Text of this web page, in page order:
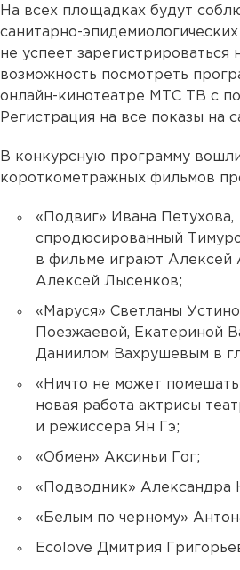
На всех площадках будут
санитарно-
не успеет зарегистрироваться
возможность посмотреть
онлайн-кинотеатре МТС ТВ с
Регистрация на все показы на
В конкурсную программу
короткометражных фильмов
«Подвиг» Ивана Петухова,
спродюсированный
в фильме играют Алексей
Алексей Лысенков;
«Маруся» Светланы
Поезжаевой, Екатериной
Даниилом Вахрушевым в
«Ничто не может
новая работа актрисы
и режиссера Ян Гэ;
«Обмен» Аксиньи Гог;
«Подводник» Александра
«Белым по черному»
Ecolove Дмитрия